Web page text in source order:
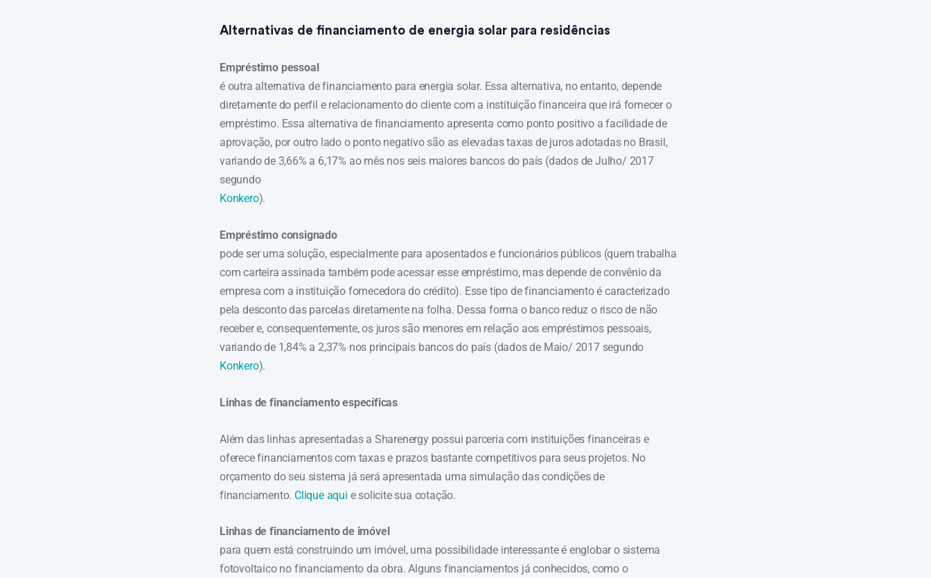
Alternativas de financiamento de energia solar para residências
Empréstimo pessoal
é outra alternativa de financiamento para energia solar. Essa alternativa, no entanto, depende
diretamente do perfil e relacionamento do cliente com a instituição financeira que irá fornecer o
empréstimo. Essa alternativa de financiamento apresenta como ponto positivo a facilidade de
aprovação, por outro lado o ponto negativo são as elevadas taxas de juros adotadas no Brasil,
variando de 3,66% a 6,17% ao mês nos seis maiores bancos do país (dados de Julho/ 2017
segundo
Konkero).
Empréstimo consignado
pode ser uma solução, especialmente para aposentados e funcionários públicos (quem trabalha
com carteira assinada também pode acessar esse empréstimo, mas depende de convênio da
empresa com a instituição fornecedora do crédito). Esse tipo de financiamento é caracterizado
pela desconto das parcelas diretamente na folha. Dessa forma o banco reduz o risco de não
receber e, consequentemente, os juros são menores em relação aos empréstimos pessoais,
variando de 1,84% a 2,37% nos principais bancos do país (dados de Maio/ 2017 segundo
Konkero).
Linhas de financiamento específicas
Além das linhas apresentadas a Sharenergy possui parceria com instituições financeiras e
oferece financiamentos com taxas e prazos bastante competitivos para seus projetos. No
orçamento do seu sistema já será apresentada uma simulação das condições de
financiamento. Clique aqui e solicite sua cotação.
Linhas de financiamento de imóvel
para quem está construindo um imóvel, uma possibilidade interessante é englobar o sistema
fotovoltaico no financiamento da obra. Alguns financiamentos já conhecidos, como o